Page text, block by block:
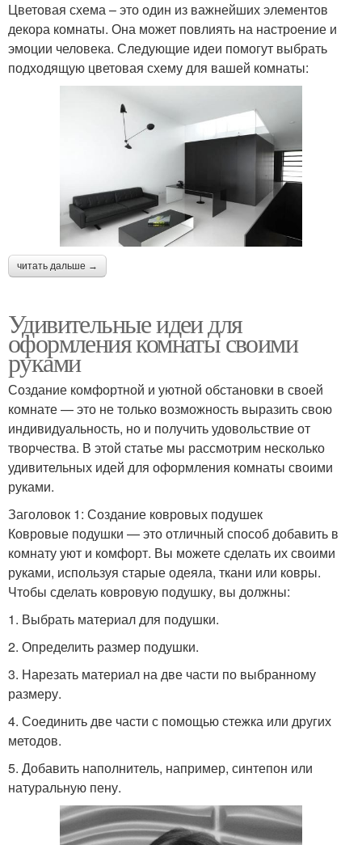
Цветовая схема – это один из важнейших элементов
декора комнаты. Она может повлиять на настроение и
эмоции человека. Следующие идеи помогут выбрать
подходящую цветовая схему для вашей комнаты:
читать дальше →
Удивительные идеи для
оформления комнаты своими
руками
Создание комфортной и уютной обстановки в своей
комнате — это не только возможность выразить свою
индивидуальность, но и получить удовольствие от
творчества. В этой статье мы рассмотрим несколько
удивительных идей для оформления комнаты своими
руками.
Заголовок 1: Создание ковровых подушек
Ковровые подушки — это отличный способ добавить в
комнату уют и комфорт. Вы можете сделать их своими
руками, используя старые одеяла, ткани или ковры.
Чтобы сделать ковровую подушку, вы должны:
1. Выбрать материал для подушки.
2. Определить размер подушки.
3. Нарезать материал на две части по выбранному
размеру.
4. Соединить две части с помощью стежка или других
методов.
5. Добавить наполнитель, например, синтепон или
натуральную пену.